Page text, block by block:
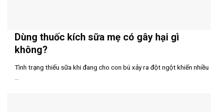
Dùng thuốc kích sữa mẹ có gây hại gì
không?
Tình trạng thiếu sữa khi đang cho con bú xảy ra đột ngột khiến nhiều